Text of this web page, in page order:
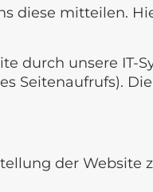
diese mitteilen.
durch unsere IT-
Seitenaufrufs).
der Website